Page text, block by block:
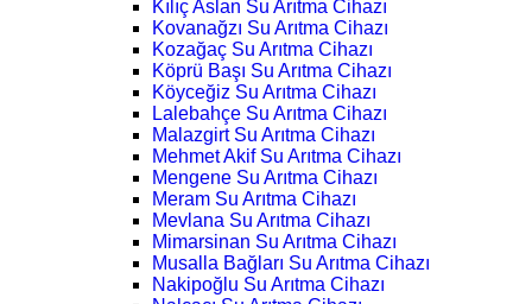
Kılıç Aslan Su Arıtma Cihazı
Kovanağzı Su Arıtma Cihazı
Kozağaç Su Arıtma Cihazı
Köprü Başı Su Arıtma Cihazı
Köyceğiz Su Arıtma Cihazı
Lalebahçe Su Arıtma Cihazı
Malazgirt Su Arıtma Cihazı
Mehmet Akif Su Arıtma Cihazı
Mengene Su Arıtma Cihazı
Meram Su Arıtma Cihazı
Mevlana Su Arıtma Cihazı
Mimarsinan Su Arıtma Cihazı
Musalla Bağları Su Arıtma Cihazı
Nakipoğlu Su Arıtma Cihazı